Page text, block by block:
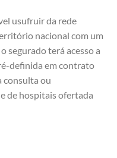
usufruir da rede
nacional com um
segurado terá acesso a
definida em contrato
consulta ou
de hospitais ofertada